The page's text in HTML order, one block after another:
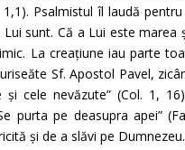
Psalmistul îl laudă
sunt. Că a Lui este marea
La creațiune iau parte
Sf. Apostol Pavel,
cele nevăzute” (Col. 1,
purta pe deasupra apei”
și de a slăvi pe Dumnezeu.